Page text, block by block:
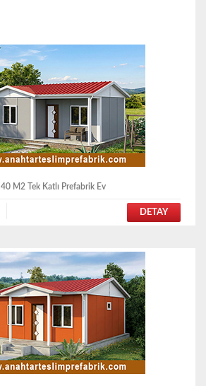
40 M2 Tek Katlı Prefabrik Ev
DETAY